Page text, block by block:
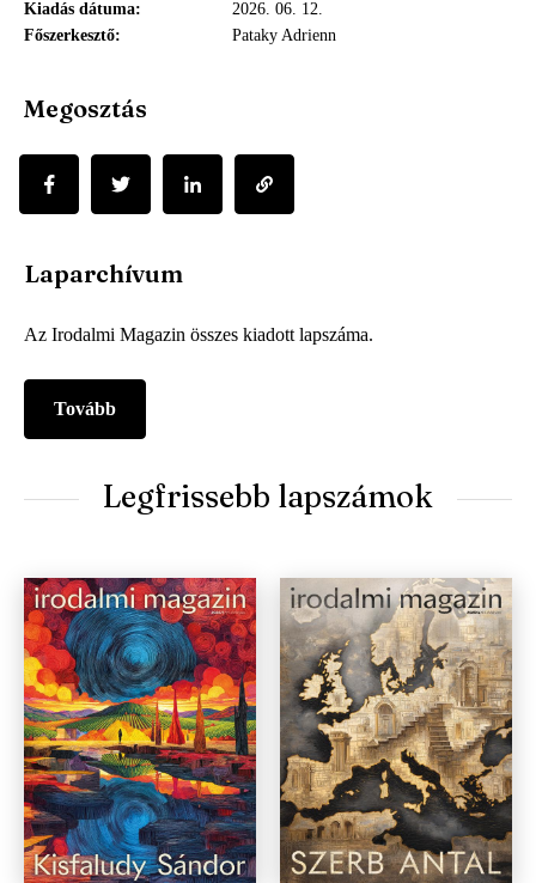
Legfrissebb lapszámok
Kiadás dátuma
2026. 06. 12.
Főszerkesztő
Pataky Adrienn
Megosztás
Laparchívum
Az Irodalmi Magazin összes kiadott lapszáma.
Tovább